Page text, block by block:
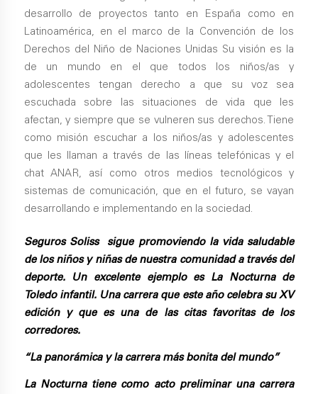
Seguros Solisssigue promoviendo la vida saludable
de los niños y niñas de nuestra comunidad a través del
deporte. Un excelente ejemplo es La Nocturna de
Toledo infantil. Una carrera que este año celebra su XV
edición y que es una de las citas favoritas de los
corredores.
“La panorámica y la carrera más bonita del mundo”
La Nocturna tiene como acto preliminar una carrera